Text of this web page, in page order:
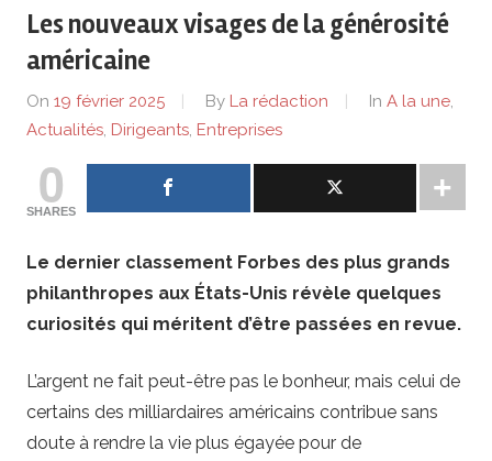
de
lentreprise
et
ses
Les nouveaux visages de la générosité
américaine
On 19 février 2025 By La rédaction In A la une,
Actualités, Dirigeants, Entreprises
0
SHARES
Le dernier classement Forbes des plus grands
philanthropes aux États-Unis révèle quelques
curiosités qui méritent d’être passées en revue.
L’argent ne fait peut-être pas le bonheur, mais celui de
certains des milliardaires américains contribue sans
doute à rendre la vie plus égayée pour de